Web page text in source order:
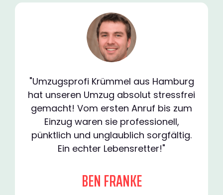
"Umzugsprofi Krümmel aus Hamburg
hat unseren Umzug absolut stressfrei
gemacht! Vom ersten Anruf bis zum
Einzug waren sie professionell,
pünktlich und unglaublich sorgfältig.
Ein echter Lebensretter!"
BEN FRANKE